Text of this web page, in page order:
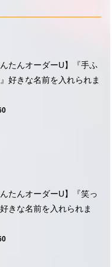
んたんオーダーU】『手ふ
好きな名前を入れられま
んたんオーダーU】『笑っ
きな名前を入れられま